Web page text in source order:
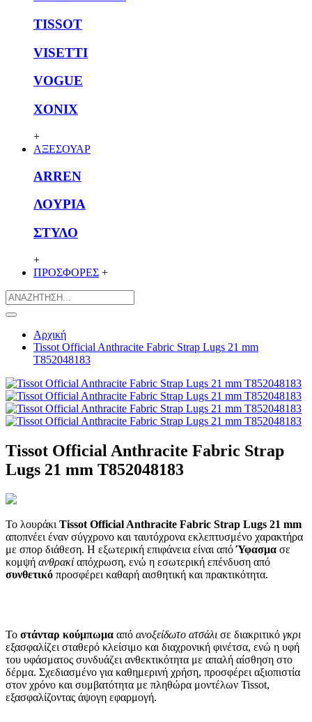
TISSOT
VISETTI
VOGUE
XONIX
+
ΑΞΕΣΟΥΑΡ
ARREN
ΛΟΥΡΙΑ
ΣΤΥΛΟ
+
ΠΡΟΣΦΟΡΕΣ +
Αρχική
Tissot Official Anthracite Fabric Strap Lugs 21 mm
T852048183
Tissot Official Anthracite Fabric Strap
Lugs 21 mm T852048183
Το λουράκι Tissot Official Anthracite Fabric Strap Lugs 21 mm
αποπνέει έναν σύγχρονο και ταυτόχρονα εκλεπτυσμένο χαρακτήρα
με σπορ διάθεση. Η εξωτερική επιφάνεια είναι απόΎφασμα σε
κομψή ανθρακίαπόχρωση, ενώ η εσωτερική επένδυση από
συνθετικό προσφέρει καθαρή αισθητική και πρακτικότητα.
Το στάνταρ κούμπωμα από ανοξείδωτο ατσάλι σε διακριτικό γκρι
εξασφαλίζει σταθερό κλείσιμο και διαχρονική φινέτσα, ενώ η υφή
του υφάσματος συνδυάζει ανθεκτικότητα με απαλή αίσθηση στο
δέρμα. Σχεδιασμένο για καθημερινή χρήση, προσφέρει αξιοπιστία
στον χρόνο και συμβατότητα με πληθώρα μοντέλων Tissot,
εξασφαλίζοντας άψογη εφαρμογή.